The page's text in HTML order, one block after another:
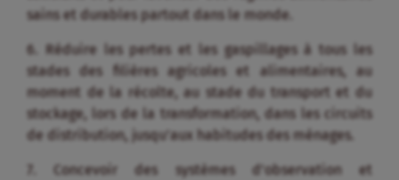
sains et durables partout dans le monde.
6. Réduire les pertes et les gaspillages à tous les
stades des filières agricoles et alimentaires, au
moment de la récolte, au stade du transport et du
stockage, lors de la transformation, dans les circuits
de distribution, jusqu’aux habitudes des ménages.
7. Concevoir des systèmes d’observation et